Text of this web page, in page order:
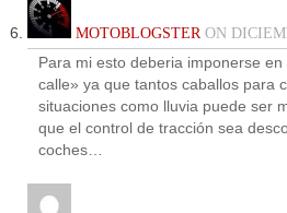
MOTOBLOGSTERON
Para mi esto deberia imponerse
calle» ya que tantos caballos para
situaciones como lluvia puede ser
que el control de tracción sea
coches…